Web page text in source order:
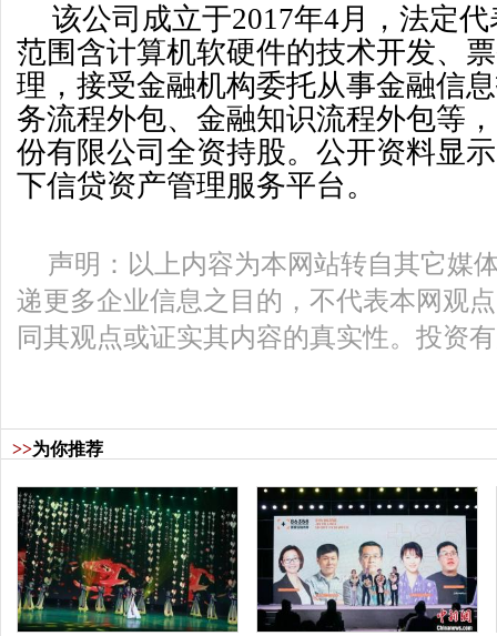
该公司成立于2017年4月，法定
范围含计算机软硬件的技术开发、
理，接受金融机构委托从事金融信
务流程外包、金融知识流程外包等
份有限公司全资持股。公开资料显
下信贷资产管理服务平台。
声明：以上内容为本网站转自其它媒
递更多企业信息之目的，不代表本网观
同其观点或证实其内容的真实性。投资
>>为你推荐